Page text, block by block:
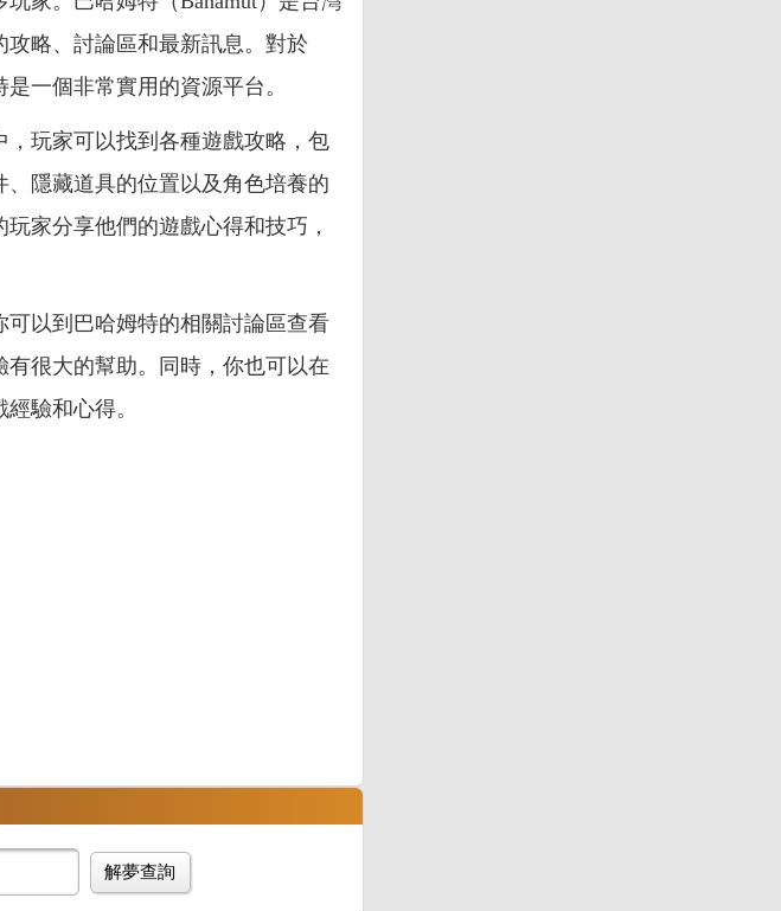
略、討論區和最新訊息。對於
一個非常實用的資源平台。
玩家可以找到各種遊戲攻略，包
隱藏道具的位置以及角色培養的
家分享他們的遊戲心得和技巧，
以到巴哈姆特的相關討論區查看
很大的幫助。同時，你也可以在
驗和心得。
解夢查詢